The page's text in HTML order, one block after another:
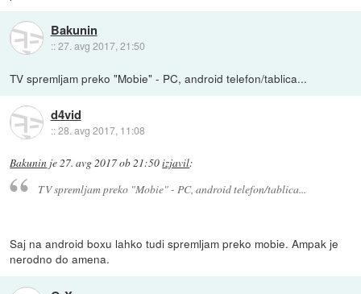
Bakunin
::27. avg 2017, 21:50
TV spremljam preko "Mobie" - PC, android telefon/tablica...
d4vid
::28. avg 2017, 11:08
Bakunin je27. avg 2017 ob 21:50izjavil:
TV spremljam preko "Mobie" - PC, android telefon/tablica...
Saj na android boxu lahko tudi spremljam preko mobie. Ampak je
nerodno do amena.